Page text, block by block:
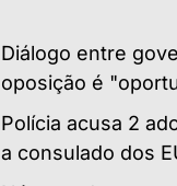
Diálogo entre
oposição é
Polícia acusa 2
a consulado dos